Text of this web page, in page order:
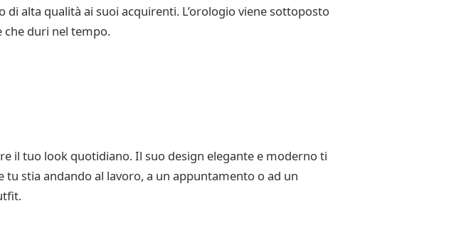
alta qualità ai suoi acquirenti. L’orologio viene sottoposto
che duri nel tempo.
il tuo look quotidiano. Il suo design elegante e moderno ti
stia andando al lavoro, a un appuntamento o ad un